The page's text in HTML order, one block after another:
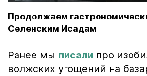
Продолжаем
Селенским Исадам
Ранее мы писали про
волжских угощений на